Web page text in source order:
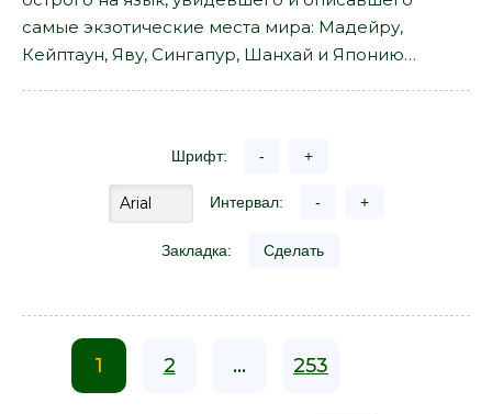
самые экзотические места мира: Мадейру,
Кейптаун, Яву, Сингапур, Шанхай и Японию…
Шрифт: - +
Интервал: - +
Закладка: Сделать
1 2 ... 253